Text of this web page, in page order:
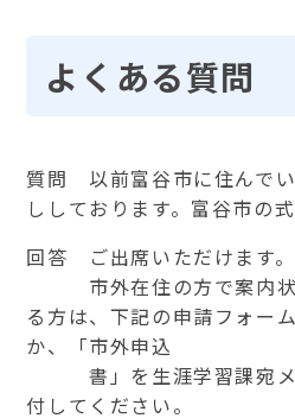
よくある質問
質問 以前富谷市に住んで
ししております。富谷市の
回答 ご出席いただけます。
市外在住の方で案内状
る方は、下記の申請フォー
か、「市外申込
書」を生涯学習課宛メ
付してください。